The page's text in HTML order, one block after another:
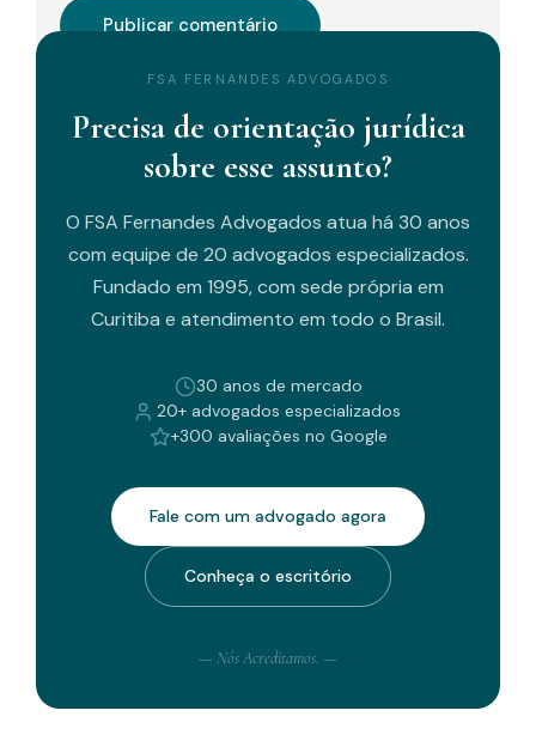
FSA FERNANDES ADVOGADOS
Precisa de orientação jurídica
sobre esse assunto?
O FSA Fernandes Advogados atua há 30 anos
com equipe de 20 advogados especializados.
Fundado em 1995, com sede própria em
Curitiba e atendimento em todo o Brasil.
30 anos de mercado
20+ advogados especializados
+300 avaliações no Google
Fale com um advogado agora
Conheça o escritório
— Nós Acreditamos. —